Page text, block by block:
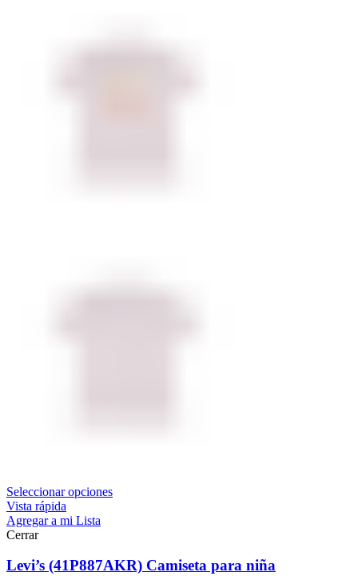
Seleccionar opciones
Vista rápida
Agregar a mi Lista
Cerrar
Levi’s (41P887AKR) Camiseta para niña